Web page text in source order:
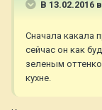
В 13.02.2016
Сначала какала
сейчас он как
зеленым
кухне.